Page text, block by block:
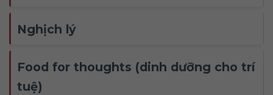
Nghịch lý
Food for thoughts (dinh dưỡng cho trí
tuệ)